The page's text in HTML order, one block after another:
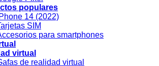
populares
14 (2022)
SIM
para smartphones
virtual
de realidad virtual